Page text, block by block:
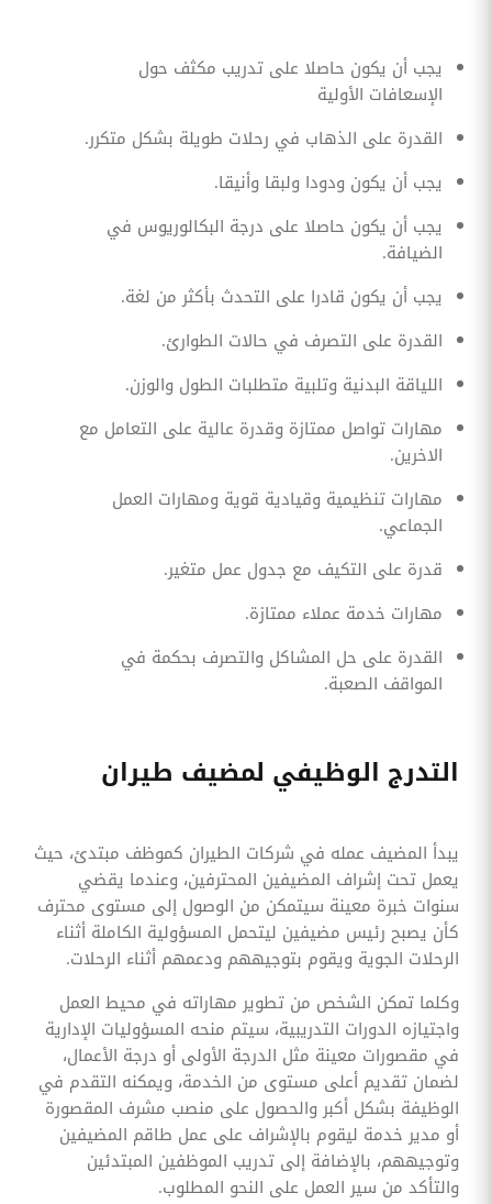
يجب أن يكون حاصلا على تدريب مكثف حول
الإسعافات الأولية
القدرة على الذهاب في رحلات طويلة بشكل متكرر.
يجب أن يكون ودودا ولبقا وأنيقا.
يجب أن يكون حاصلا على درجة البكالوريوس في
الضيافة.
يجب أن يكون قادرا على التحدث بأكثر من لغة.
القدرة على التصرف في حالات الطوارئ.
اللياقة البدنية وتلبية متطلبات الطول والوزن.
مهارات تواصل ممتازة وقدرة عالية على التعامل مع
الاخرين.
مهارات تنظيمية وقيادية قوية ومهارات العمل
الجماعي.
قدرة على التكيف مع جدول عمل متغير.
مهارات خدمة عملاء ممتازة.
القدرة على حل المشاكل والتصرف بحكمة في
المواقف الصعبة.
التدرج الوظيفي لمضيف طيران
يبدأ المضيف عمله في شركات الطيران كموظف مبتدئ، حيث
يعمل تحت إشراف المضيفين المحترفين، وعندما يقضي
سنوات خبرة معينة سيتمكن من الوصول إلى مستوى محترف
كأن يصبح رئيس مضيفين ليتحمل المسؤولية الكاملة أثناء
الرحلات الجوية ويقوم بتوجيههم ودعمهم أثناء الرحلات.
وكلما تمكن الشخص من تطوير مهاراته في محيط العمل
واجتيازه الدورات التدريبية، سيتم منحه المسؤوليات الإدارية
في مقصورات معينة مثل الدرجة الأولى أو درجة الأعمال،
لضمان تقديم أعلى مستوى من الخدمة، ويمكنه التقدم في
الوظيفة بشكل أكبر والحصول على منصب مشرف المقصورة
أو مدير خدمة ليقوم بالإشراف على عمل طاقم المضيفين
وتوجيههم، بالإضافة إلى تدريب الموظفين المبتدئين
والتأكد من سير العمل على النحو المطلوب.